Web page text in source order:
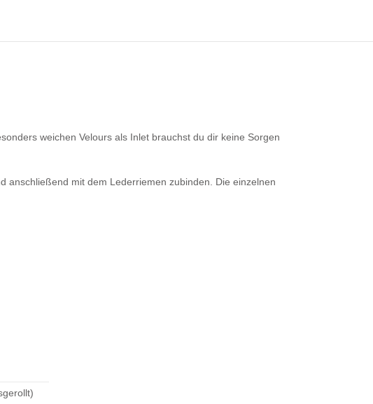
weichen Velours als Inlet brauchst du dir keine Sorgen
anschließend mit dem Lederriemen zubinden. Die einzelnen